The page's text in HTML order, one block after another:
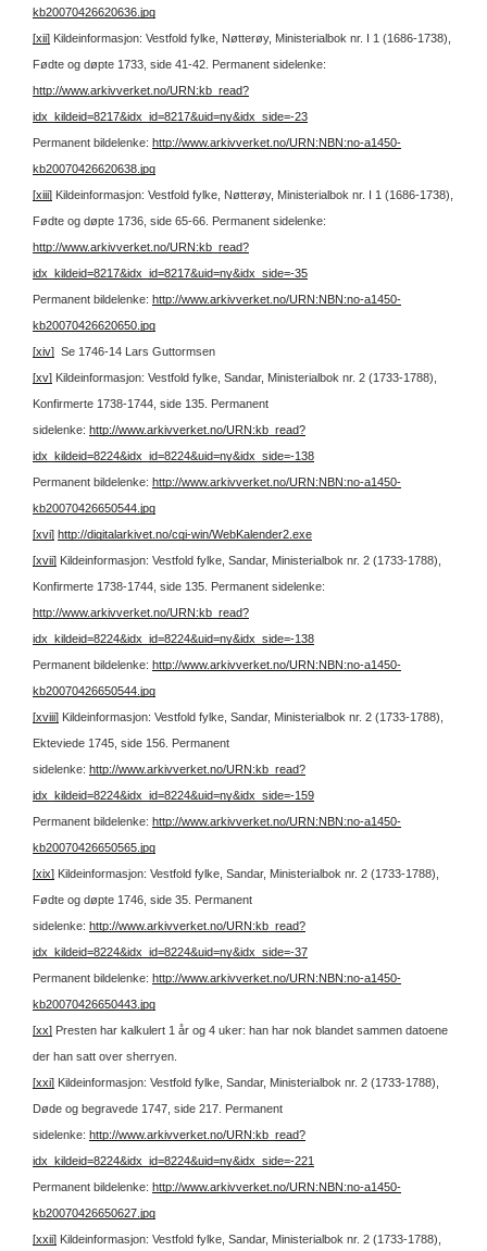
kb20070426620636.jpg
[xii] Kildeinformasjon: Vestfold fylke, Nøtterøy, Ministerialbok nr. I 1 (1686-1738),
Fødte og døpte 1733, side 41-42. Permanent sidelenke:
http://www.arkivverket.no/URN:kb_read?
idx_kildeid=8217&idx_id=8217&uid=ny&idx_side=-23
Permanent bildelenke: http://www.arkivverket.no/URN:NBN:no-a1450-
kb20070426620638.jpg
[xiii] Kildeinformasjon: Vestfold fylke, Nøtterøy, Ministerialbok nr. I 1 (1686-1738),
Fødte og døpte 1736, side 65-66. Permanent sidelenke:
http://www.arkivverket.no/URN:kb_read?
idx_kildeid=8217&idx_id=8217&uid=ny&idx_side=-35
Permanent bildelenke: http://www.arkivverket.no/URN:NBN:no-a1450-
kb20070426620650.jpg
[xiv] Se 1746-14 Lars Guttormsen
[xv] Kildeinformasjon: Vestfold fylke, Sandar, Ministerialbok nr. 2 (1733-1788),
Konfirmerte 1738-1744, side 135. Permanent
sidelenke: http://www.arkivverket.no/URN:kb_read?
idx_kildeid=8224&idx_id=8224&uid=ny&idx_side=-138
Permanent bildelenke: http://www.arkivverket.no/URN:NBN:no-a1450-
kb20070426650544.jpg
[xvi] http://digitalarkivet.no/cgi-win/WebKalender2.exe
[xvii] Kildeinformasjon: Vestfold fylke, Sandar, Ministerialbok nr. 2 (1733-1788),
Konfirmerte 1738-1744, side 135. Permanent sidelenke:
http://www.arkivverket.no/URN:kb_read?
idx_kildeid=8224&idx_id=8224&uid=ny&idx_side=-138
Permanent bildelenke: http://www.arkivverket.no/URN:NBN:no-a1450-
kb20070426650544.jpg
[xviii] Kildeinformasjon: Vestfold fylke, Sandar, Ministerialbok nr. 2 (1733-1788),
Ekteviede 1745, side 156. Permanent
sidelenke: http://www.arkivverket.no/URN:kb_read?
idx_kildeid=8224&idx_id=8224&uid=ny&idx_side=-159
Permanent bildelenke: http://www.arkivverket.no/URN:NBN:no-a1450-
kb20070426650565.jpg
[xix] Kildeinformasjon: Vestfold fylke, Sandar, Ministerialbok nr. 2 (1733-1788),
Fødte og døpte 1746, side 35. Permanent
sidelenke: http://www.arkivverket.no/URN:kb_read?
idx_kildeid=8224&idx_id=8224&uid=ny&idx_side=-37
Permanent bildelenke: http://www.arkivverket.no/URN:NBN:no-a1450-
kb20070426650443.jpg
[xx] Presten har kalkulert 1 år og 4 uker: han har nok blandet sammen datoene
der han satt over sherryen.
[xxi] Kildeinformasjon: Vestfold fylke, Sandar, Ministerialbok nr. 2 (1733-1788),
Døde og begravede 1747, side 217. Permanent
sidelenke: http://www.arkivverket.no/URN:kb_read?
idx_kildeid=8224&idx_id=8224&uid=ny&idx_side=-221
Permanent bildelenke: http://www.arkivverket.no/URN:NBN:no-a1450-
kb20070426650627.jpg
[xxii] Kildeinformasjon: Vestfold fylke, Sandar, Ministerialbok nr. 2 (1733-1788),